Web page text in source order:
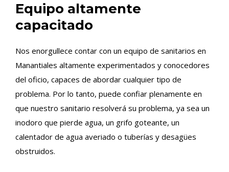
Equipo altamente
capacitado
Nos enorgullece contar con un equipo de sanitarios en
Manantiales altamente experimentados y conocedores
del oficio, capaces de abordar cualquier tipo de
problema. Por lo tanto, puede confiar plenamente en
que nuestro sanitario resolverá su problema, ya sea un
inodoro que pierde agua, un grifo goteante, un
calentador de agua averiado o tuberías y desagües
obstruidos.